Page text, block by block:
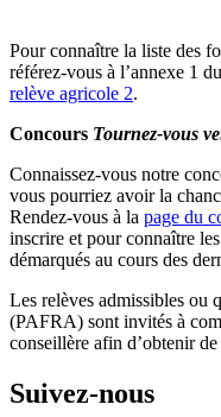
Pour connaître la liste des
référez-vous à l’annexe 1 du
relève agricole 2.
Concours Tournez-vous
Connaissez-vous notre
vous pourriez avoir la
Rendez-vous à la page du
inscrire et pour connaître
démarqués au cours des
Les relèves admissibles ou
(PAFRA) sont invités à
conseillère afin d’obtenir
Suivez-nous